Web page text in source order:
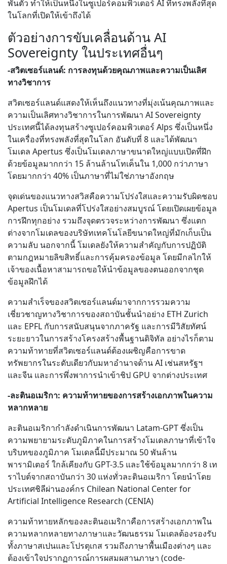
พันตัว ทำให้เป็นหนึ่งในซูเปอร์คอมพิวเตอร์ AI ที่ทรงพลังที่สุด
ในโลกที่เปิดให้เข้าถึงได้
ตัวอย่างการขับเคลื่อนด้าน AI
Sovereignty ในประเทศอื่นๆ
-สวิตเซอร์แลนด์: การลงทุนด้วยคุณภาพและความเป็นเลิศ
ทางวิชาการ
สวิตเซอร์แลนด์แสดงให้เห็นถึงแนวทางที่มุ่งเน้นคุณภาพและ
ความเป็นเลิศทางวิชาการในการพัฒนา AI Sovereignty
ประเทศนี้ได้ลงทุนสร้างซูเปอร์คอมพิวเตอร์ Alps ซึ่งเป็นหนึ่ง
ในเครื่องที่ทรงพลังที่สุดในโลก อันดับที่ 8 และได้พัฒนา
โมเดล Apertus ซึ่งเป็นโมเดลภาษาขนาดใหญ่แบบเปิดที่ฝึก
ด้วยข้อมูลมากกว่า 15 ล้านล้านโทเค็นใน 1,000 กว่าภาษา
โดยมากกว่า 40% เป็นภาษาที่ไม่ใช่ภาษาอังกฤษ
จุดเด่นของแนวทางสวิสคือความโปร่งใสและความรับผิดชอบ
Apertus เป็นโมเดลที่โปร่งใสอย่างสมบูรณ์ โดยเปิดเผยข้อมูล
การฝึกทุกอย่าง รวมถึงจุดตรวจระหว่างการพัฒนา ซึ่งแตก
ต่างจากโมเดลของบริษัทเทคโนโลยีขนาดใหญ่ที่มักเก็บเป็น
ความลับ นอกจากนี้ โมเดลยังให้ความสำคัญกับการปฏิบัติ
ตามกฎหมายลิขสิทธิ์และการคุ้มครองข้อมูล โดยมีกลไกให้
เจ้าของเนื้อหาสามารถขอให้นำข้อมูลของตนออกจากชุด
ข้อมูลฝึกได้
ความสำเร็จของสวิตเซอร์แลนด์มาจากการรวมความ
เชี่ยวชาญทางวิชาการของสถาบันชั้นนำอย่าง ETH Zurich
และ EPFL กับการสนับสนุนจากภาครัฐ และการมีวิสัยทัศน์
ระยะยาวในการสร้างโครงสร้างพื้นฐานดิจิทัล อย่างไรก็ตาม
ความท้าทายที่สวิตเซอร์แลนด์ต้องเผชิญคือการขาด
ทรัพยากรในระดับเดียวกับมหาอำนาจด้าน AI เช่นสหรัฐฯ
และจีน และการพึ่งพาการนำเข้าชิป GPU จากต่างประเทศ
-ละตินอเมริกา: ความท้าทายของการสร้างเอกภาพในความ
หลากหลาย
ละตินอเมริกากำลังดำเนินการพัฒนา Latam-GPT ซึ่งเป็น
ความพยายามระดับภูมิภาคในการสร้างโมเดลภาษาที่เข้าใจ
บริบทของภูมิภาค โมเดลนี้มีประมาณ 50 พันล้าน
พารามิเตอร์ ใกล้เคียงกับ GPT-3.5 และใช้ข้อมูลมากกว่า 8 เท
ราไบต์จากสถาบันกว่า 30 แห่งทั่วละตินอเมริกา โดยนำโดย
ประเทศชิลีผ่านองค์กร Chilean National Center for
Artificial Intelligence Research (CENIA)
ความท้าทายหลักของละตินอเมริกาคือการสร้างเอกภาพใน
ความหลากหลายทางภาษาและวัฒนธรรม โมเดลต้องรองรับ
ทั้งภาษาสเปนและโปรตุเกส รวมถึงภาษาพื้นเมืองต่างๆ และ
ต้องเข้าใจปรากฏการณ์การผสมผสานภาษา (code-